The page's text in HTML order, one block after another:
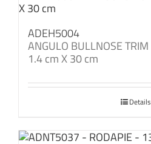
ADEH5004
ANGULO BULLNOSE TRIM
1.4 cm X 30 cm
Details